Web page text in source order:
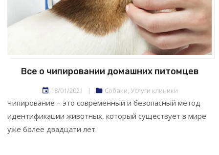
Все о чипировании домашних питомцев
18/01/2021 | Собаки, Услуги клиники
Чипирование – это современный и безопасный метод
идентификации животных, который существует в мире
уже более двадцати лет.